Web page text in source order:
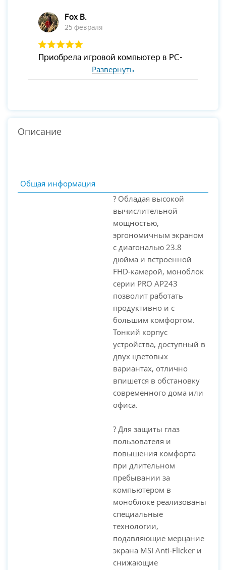
PC-Arena на карте Москвы — Яндекс Карты
Развернуть
Описание
Общая информация
? Обладая высокой
вычислительной
мощностью,
эргономичным экраном
с диагональю 23.8
дюйма и встроенной
FHD-камерой, моноблок
серии PRO AP243
позволит работать
продуктивно и с
большим комфортом.
Тонкий корпус
устройства, доступный в
двух цветовых
вариантах, отлично
впишется в обстановку
современного дома или
офиса.
? Для защиты глаз
пользователя и
повышения комфорта
при длительном
пребывании за
компьютером в
моноблоке реализованы
специальные
технологии,
подавляющие мерцание
экрана MSI Anti-Flicker и
снижающие